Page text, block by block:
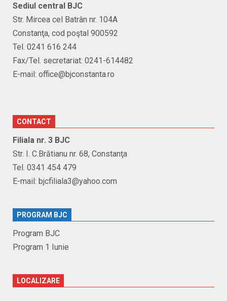
Sediul central BJC
Str. Mircea cel Batrân nr. 104A
Constanţa, cod poştal 900592
Tel. 0241 616 244
Fax/Tel. secretariat: 0241-614482
E-mail: office@bjconstanta.ro
CONTACT
Filiala nr. 3 BJC
Str. I. C.Brătianu nr. 68, Constanţa
Tel. 0341 454 479
E-mail: bjcfiliala3@yahoo.com
PROGRAM BJC
Program BJC
Program 1 Iunie
LOCALIZARE